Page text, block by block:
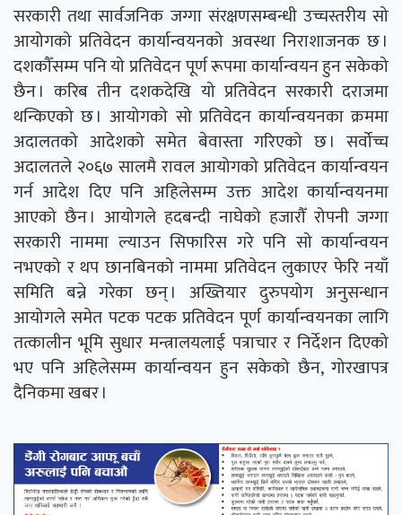
सरकारी तथा सार्वजनिक जग्गा संरक्षणसम्बन्धी उच्चस्तरीय सो
आयोगको प्रतिवेदन कार्यान्वयनको अवस्था निराशाजनक छ ।
दशकौँसम्म पनि यो प्रतिवेदन पूर्ण रूपमा कार्यान्वयन हुन सकेको
छैन । करिब तीन दशकदेखि यो प्रतिवेदन सरकारी दराजमा
थन्किएको छ । आयोगको सो प्रतिवेदन कार्यान्वयनका क्रममा
अदालतको आदेशको समेत बेवास्ता गरिएको छ । सर्वोच्च
अदालतले २०६७ सालमै रावल आयोगको प्रतिवेदन कार्यान्वयन
गर्न आदेश दिए पनि अहिलेसम्म उक्त आदेश कार्यान्वयनमा
आएको छैन । आयोगले हदबन्दी नाघेको हजारौँ रोपनी जग्गा
सरकारी नाममा ल्याउन सिफारिस गरे पनि सो कार्यान्वयन
नभएको र थप छानबिनको नाममा प्रतिवेदन लुकाएर फेरि नयाँ
समिति बन्ने गरेका छन् । अख्तियार दुरुपयोग अनुसन्धान
आयोगले समेत पटक पटक प्रतिवेदन पूर्ण कार्यान्वयनका लागि
तत्कालीन भूमि सुधार मन्त्रालयलाई पत्राचार र निर्देशन दिएको
भए पनि अहिलेसम्म कार्यान्वयन हुन सकेको छैन, गोरखापत्र
दैनिकमा खबर ।